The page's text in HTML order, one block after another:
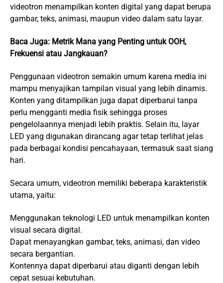
videotron menampilkan konten digital yang dapat berupa
gambar, teks, animasi, maupun video dalam satu layar.
Baca Juga: Metrik Mana yang Penting untuk OOH,
Frekuensi atau Jangkauan?
Penggunaan videotron semakin umum karena media ini
mampu menyajikan tampilan visual yang lebih dinamis.
Konten yang ditampilkan juga dapat diperbarui tanpa
perlu mengganti media fisik sehingga proses
pengelolaannya menjadi lebih praktis. Selain itu, layar
LED yang digunakan dirancang agar tetap terlihat jelas
pada berbagai kondisi pencahayaan, termasuk saat siang
hari.
Secara umum, videotron memiliki beberapa karakteristik
utama, yaitu:
Menggunakan teknologi LED untuk menampilkan konten
visual secara digital.
Dapat menayangkan gambar, teks, animasi, dan video
secara bergantian.
Kontennya dapat diperbarui atau diganti dengan lebih
cepat sesuai kebutuhan.